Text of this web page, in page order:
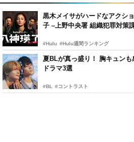
黒木メイサがハードなアクシ
子 –上野中央署 組織犯罪対策課
#Hulu #Hulu週間ランキング
夏BLが真っ盛り！ 胸キュン
ドラマ3選
#BL #コントラスト